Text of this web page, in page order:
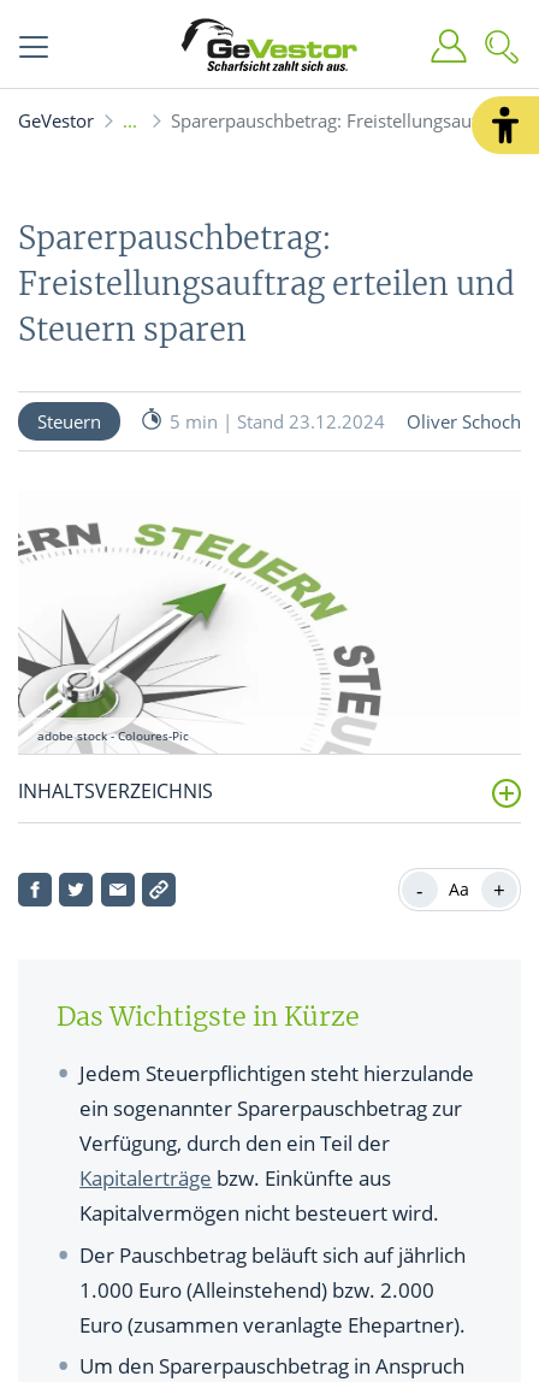
GeVestor Sparerpauschbetrag: Freistellungsauftrag
Sparerpauschbetrag:
Freistellungsauftrag erteilen und
Steuern sparen
Steuern 5 min | Stand 23.12.2024 Oliver Schoch
adobe stock - Coloures-Pic
INHALTSVERZEICHNIS
Wie hoch ist der Sparerfreibetrag ab 2024?
Was muss ich tun, damit der Sparerpauschbetrag
berücksichtigt wird?
Was bewirkt der Sparerpauschbetrag? Ein
Rechenbeispiel
Wo gebe ich den Sparerpauschbetrag in der
Steuererklärung an?
Worauf müssen Anleger beim Sparerpauschbetrag
achten?
FAQ zum Sparerpauschbetrag
- Aa +
Das Wichtigste in Kürze
Jedem Steuerpflichtigen steht hierzulande
ein sogenannter Sparerpauschbetrag zur
Verfügung, durch den ein Teil der
Kapitalerträge bzw. Einkünfte aus
Kapitalvermögen nicht besteuert wird.
Der Pauschbetrag beläuft sich auf jährlich
1.000 Euro (Alleinstehend) bzw. 2.000
Euro (zusammen veranlagte Ehepartner).
Um den Sparerpauschbetrag in Anspruch